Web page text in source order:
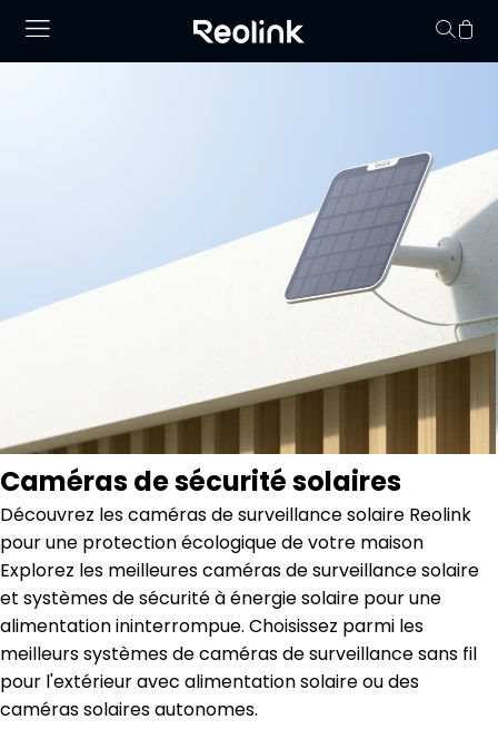
Caméras de sécurité solaires
Découvrez les caméras de surveillance solaire Reolink
pour une protection écologique de votre maison
Explorez les meilleures caméras de surveillance solaire
et systèmes de sécurité à énergie solaire pour une
alimentation ininterrompue. Choisissez parmi les
meilleurs systèmes de caméras de surveillance sans fil
pour l'extérieur avec alimentation solaire ou des
caméras solaires autonomes.